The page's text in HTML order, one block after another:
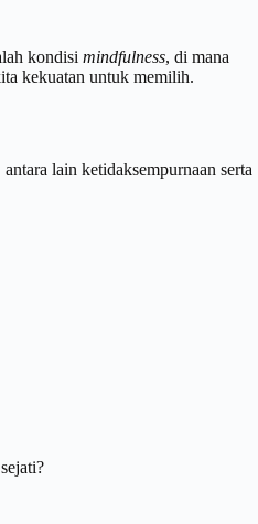
kondisi mindfulness, di mana
kekuatan untuk memilih.
lain ketidaksempurnaan serta